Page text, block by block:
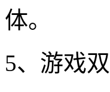
体。
5、游戏